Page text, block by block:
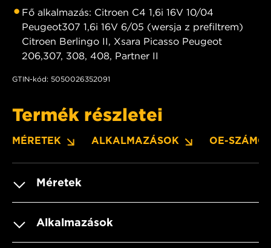
Fő alkalmazás: Citroen C4 1,6i 16V 10/04
Peugeot307 1,6i 16V 6/05 (wersja z prefiltrem)
Citroen Berlingo II, Xsara Picasso Peugeot
206,307, 308, 408, Partner II
GTIN-kód: 5050026352091
Termék részletei
MÉRETEK ALKALMAZÁSOK OE-
Méretek
Alkalmazások